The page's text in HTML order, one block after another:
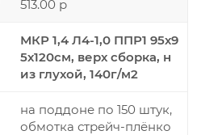
513.00 р
МКР 1,4 Л4-1,0 ППР1 95х9
5х120см, верх сборка, н
из глухой, 140г/м2
на поддоне по 150 штук,
обмотка стрейч-плёнко